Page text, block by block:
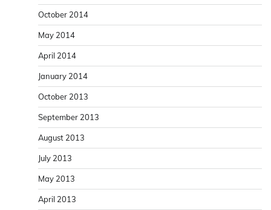
October 2014
May 2014
April 2014
January 2014
October 2013
September 2013
August 2013
July 2013
May 2013
April 2013